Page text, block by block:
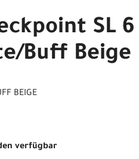
SL 6
Buff Beige
BEIGE
verfügbar